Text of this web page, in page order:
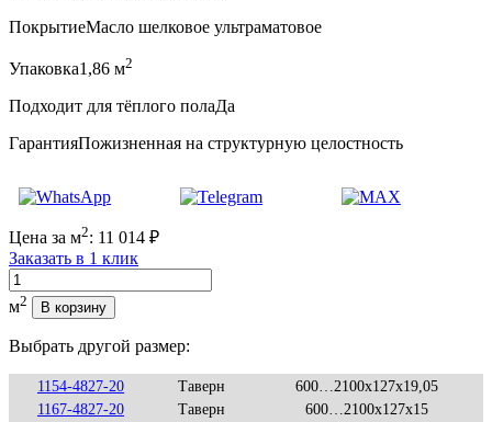
ПокрытиеМасло шелковое ультраматовое
Упаковка1,86 м2
Подходит для тёплого полаДа
ГарантияПожизненная на структурную целостность
Цена за м2: 11 014 ₽
Заказать в 1 клик
Количество
м2 В корзину
Выбрать другой размер:
1154-4827-20 Таверн
600…2100x127x19,05
1167-4827-20
Таверн
600…2100x127x15